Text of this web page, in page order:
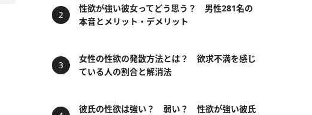
性欲が強い彼女ってどう思う？ 男性281名の
本音とメリット・デメリット
女性の性欲の発散方法とは？ 欲求不満を感じ
ている人の割合と解消法
彼氏の性欲は強い？ 弱い？ 性欲が強い彼氏